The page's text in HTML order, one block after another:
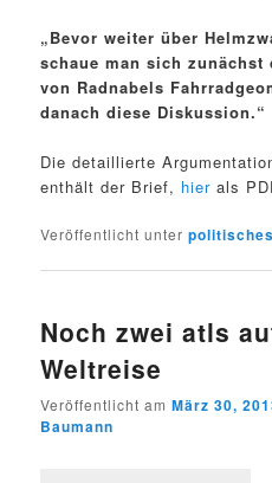
„Bevor weiter über
schaue man sich
von Radnabels
danach diese Diskussion.“
Die detaillierte
enthält der Brief, hier als
Veröffentlicht unter politisches
Noch zwei atls
Weltreise
Veröffentlicht amMärz 30,
Baumann